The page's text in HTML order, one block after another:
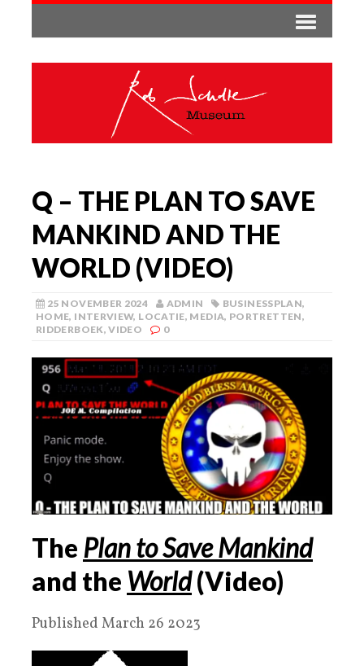
Q – THE PLAN TO SAVE
MANKIND AND THE
WORLD (VIDEO)
25 NOVEMBER 2024 ADMIN BUSINESSPLAN,
HOME, INTERVIEW, LOCATIE, MEDIA, PORTRETTEN,
RIDDERBOEK,VIDEO 0
The Plan to Save Mankind
and the World(Video)
Published March 26 2023